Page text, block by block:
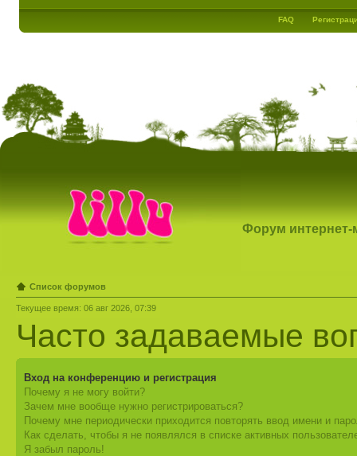
FAQ
Форум интернет-
Список форумов
Текущее время: 06 авг 2026, 07:39
Часто задаваемые
Вход на конференцию и регистрация
Почему я не могу войти?
Зачем мне вообще нужно регистрироваться?
Почему мне периодически приходится повторять ввод имени и
Как сделать, чтобы я не появлялся в списке активных
Я забыл пароль!